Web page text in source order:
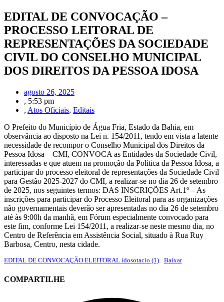
EDITAL DE CONVOCAÇÃO –
PROCESSO LEITORAL DE
REPRESENTAÇÕES DA SOCIEDADE
CIVIL DO CONSELHO MUNICIPAL
DOS DIREITOS DA PESSOA IDOSA
agosto 26, 2025
, 5:53 pm
, Atos Oficiais, Editais
O Prefeito do Município de Água Fria, Estado da Bahia, em
observância ao disposto na Lei n. 154/2011, tendo em vista a latente
necessidade de recompor o Conselho Municipal dos Direitos da
Pessoa Idosa – CMI, CONVOCA as Entidades da Sociedade Civil,
interessadas e que atuem na promoção da Política da Pessoa Idosa, a
participar do processo eleitoral de representações da Sociedade Civil
para Gestão 2025-2027 do CMI, a realizar-se no dia 26 de setembro
de 2025, nos seguintes termos: DAS INSCRIÇÕES Art.1º – As
inscrições para participar do Processo Eleitoral para as organizações
não governamentais deverão ser apresentadas no dia 26 de setembro
até às 9:00h da manhã, em Fórum especialmente convocado para
este fim, conforme Lei 154/2011, a realizar-se neste mesmo dia, no
Centro de Referência em Assistência Social, situado à Rua Ruy
Barbosa, Centro, nesta cidade.
EDITAL DE CONVOCAÇÃO ELEITORAL idosotacio (1) Baixar
COMPARTILHE